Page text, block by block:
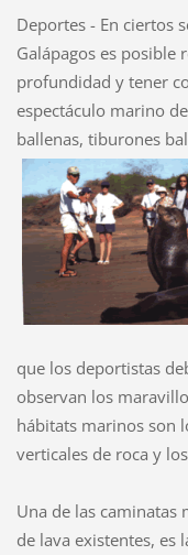
Deportes - En ciertos
Galápagos es posible
profundidad y tener
espectáculo marino
ballenas, tiburones
que los deportistas
observan los
hábitats marinos son
verticales de roca y
Una de las caminatas
de lava existentes, es